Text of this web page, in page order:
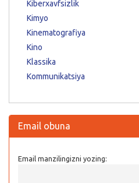
Kiberxavfsizlik
Kimyo
Kinematografiya
Kino
Klassika
Kommunikatsiya
Email obuna
Email manzilingizni yozing: